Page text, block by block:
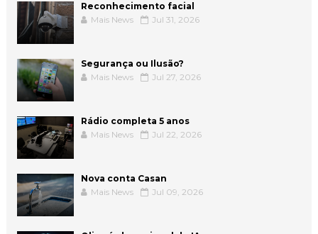
Reconhecimento facial
Mais News
Jul 31, 2026
Segurança ou Ilusão?
Mais News
Jul 27, 2026
Rádio completa 5 anos
Mais News
Jul 22, 2026
Nova conta Casan
Mais News
Jul 09, 2026